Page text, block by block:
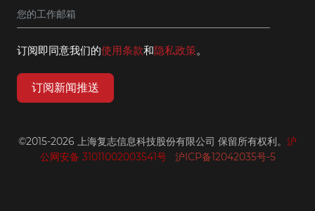
订阅即同意我们的使用条款和隐私政策。
订阅新闻推送
©2015-2026 上海复志信息科技股份有限公司 保留所有权利。 沪
公网安备 31011002003541号
沪ICP备12042035号-5